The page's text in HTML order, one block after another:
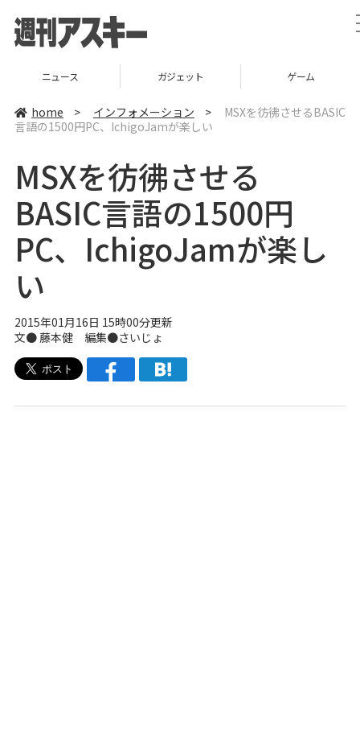
ニュース ガジェット ゲーム
home > インフォメーション >
MSXを彷彿させるBASIC
言語の1500円PC、IchigoJamが楽しい
MSXを彷彿させる
BASIC言語の1500円
PC、IchigoJamが楽し
い
2015年01月16日 15時00分更新
文●藤本健編集●さいじょ